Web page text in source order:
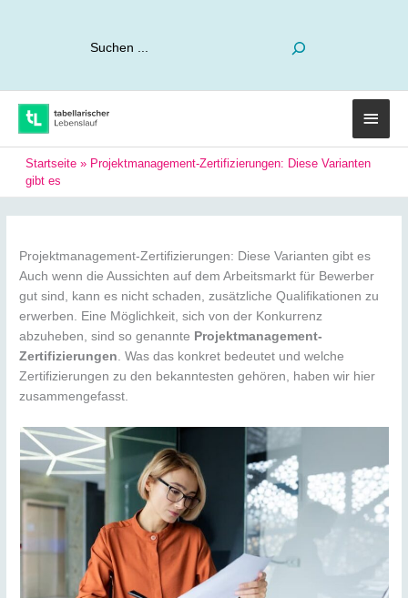
Startseite » Projektmanagement-Zertifizierungen: Diese Varianten
gibt es
Projektmanagement-Zertifizierungen: Diese Varianten gibt es
Auch wenn die Aussichten auf dem Arbeitsmarkt für Bewerber
gut sind, kann es nicht schaden, zusätzliche Qualifikationen zu
erwerben. Eine Möglichkeit, sich von der Konkurrenz
abzuheben, sind so genannte Projektmanagement-
Zertifizierungen. Was das konkret bedeutet und welche
Zertifizierungen zu den bekanntesten gehören, haben wir hier
zusammengefasst.